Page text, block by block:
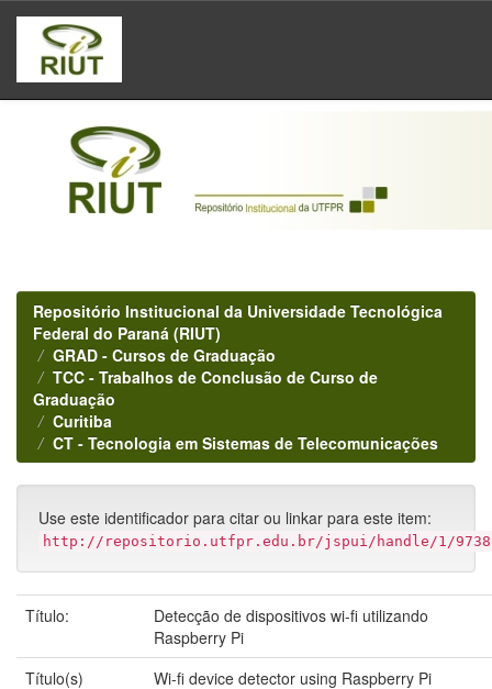
Skip
navigation
Repositório Institucional da Universidade Tecnológica
Federal do Paraná (RIUT)
GRAD - Cursos de Graduação
TCC - Trabalhos de Conclusão de Curso de
Graduação
Curitiba
CT - Tecnologia em Sistemas de Telecomunicações
Use este identificador para citar ou linkar para este item:
http://repositorio.utfpr.edu.br/jspui/handle/1/9738
Título:
Detecção de dispositivos wi-fi utilizando
Raspberry Pi
Título(s)
Wi-fi device detector using Raspberry Pi